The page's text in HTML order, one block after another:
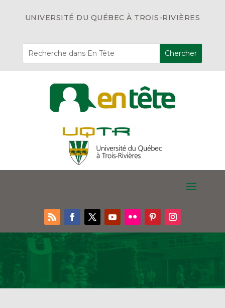
UNIVERSITÉ DU QUÉBEC À TROIS-RIVIÈRES